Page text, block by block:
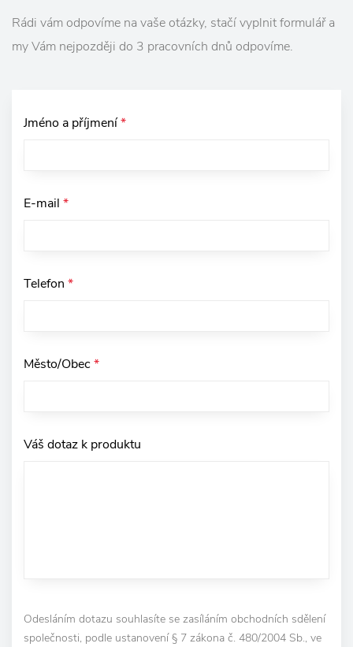
Rádi vám odpovíme na vaše otázky, stačí vyplnit formulář a
my Vám nejpozději do 3 pracovních dnů odpovíme.
Jméno a příjmení*
E-mail *
Telefon *
Město/Obec*
Váš dotaz k produktu
Odesláním dotazu souhlasíte se zasíláním obchodních sdělení
společnosti, podle ustanovení § 7 zákona č. 480/2004 Sb., ve